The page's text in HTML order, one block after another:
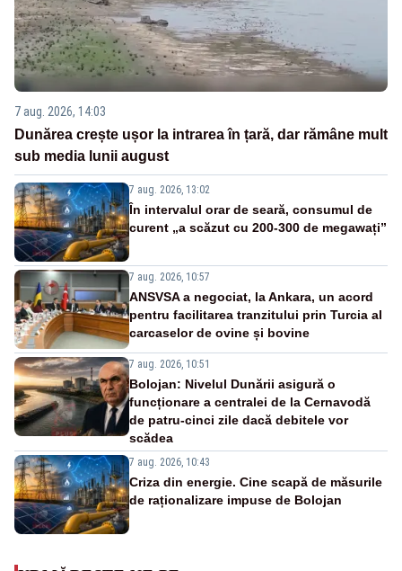
7 aug. 2026, 14:03
Dunărea crește ușor la intrarea în țară, dar rămâne mult
sub media lunii august
7 aug. 2026, 13:02
În intervalul orar de seară, consumul de
curent „a scăzut cu 200-300 de megawați”
7 aug. 2026, 10:57
ANSVSA a negociat, la Ankara, un acord
pentru facilitarea tranzitului prin Turcia al
carcaselor de ovine și bovine
7 aug. 2026, 10:51
Bolojan: Nivelul Dunării asigură o
funcționare a centralei de la Cernavodă
de patru-cinci zile dacă debitele vor
scădea
7 aug. 2026, 10:43
Criza din energie. Cine scapă de măsurile
de raționalizare impuse de Bolojan